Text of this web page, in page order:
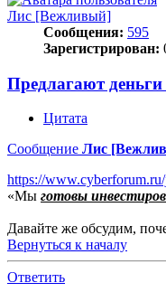
Лис [Вежливый]
Сообщения: 595
Зарегистрирован:
Предлагают
Цитата
Сообщение Лис
https://
«Мы готовы
Давайте же обсудим,
Вернуться к началу
Ответить